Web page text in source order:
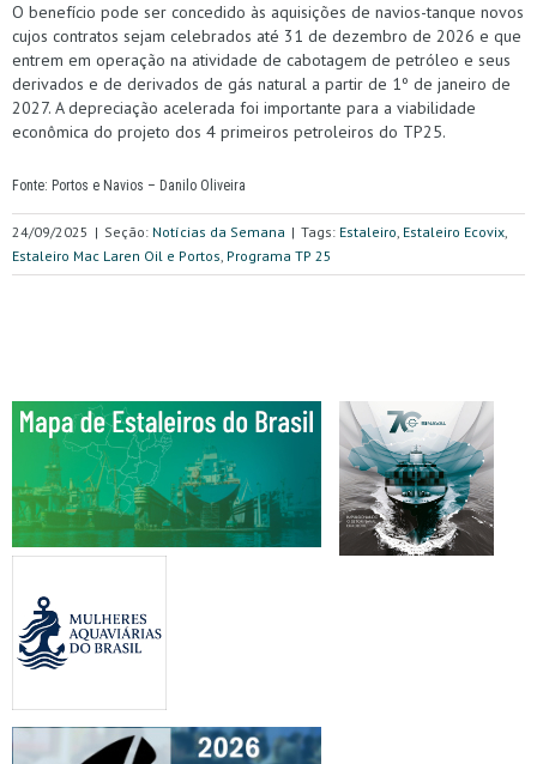
O benefício pode ser concedido às aquisições de navios-tanque novos
cujos contratos sejam celebrados até 31 de dezembro de 2026 e que
entrem em operação na atividade de cabotagem de petróleo e seus
derivados e de derivados de gás natural a partir de 1º de janeiro de
2027. A depreciação acelerada foi importante para a viabilidade
econômica do projeto dos 4 primeiros petroleiros do TP25.
Fonte: Portos e Navios – Danilo Oliveira
24/09/2025 | Seção: Notícias da Semana | Tags: Estaleiro, Estaleiro Ecovix,
Estaleiro Mac Laren Oil e Portos, Programa TP 25